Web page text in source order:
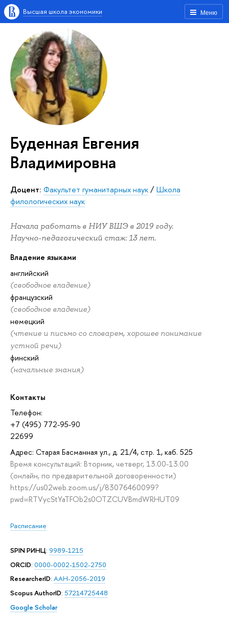
Меню
Высшая школа экономики
Буденная Евгения
Владимировна
Доцент: Факультет гуманитарных наук/Школа
филологических наук
Начала работать в НИУ ВШЭ в 2019 году.
Научно-педагогический стаж: 13 лет.
Владение языками
английский
(свободное владение)
французский
(свободное владение)
немецкий
(чтение и письмо со словарем, хорошее понимание
устной речи)
финский
(начальные знания)
Контакты
Телефон:
+7 (495) 772-95-90
22699
Адрес: Старая Басманная ул., д. 21/4, стр. 1, каб. 525
Время консультаций: Вторник, четверг, 13.00-13.00
(онлайн, по предварительной договоренности)
https://us02web.zoom.us/j/83076460099?
pwd=RTVycStYaTFOb2s0OTZCUVBmdWRHUT09
Расписание
SPIN РИНЦ: 9989-1215
ORCID: 0000-0002-1502-2750
ResearcherID: AAH-2056-2019
Scopus AuthorID: 57214725448
Google Scholar